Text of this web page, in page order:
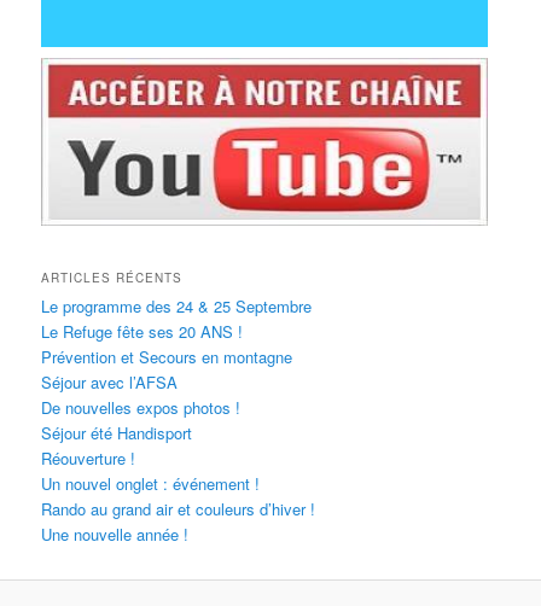
ARTICLES RÉCENTS
Le programme des 24 & 25 Septembre
Le Refuge fête ses 20 ANS !
Prévention et Secours en montagne
Séjour avec l’AFSA
De nouvelles expos photos !
Séjour été Handisport
Réouverture !
Un nouvel onglet : événement !
Rando au grand air et couleurs d’hiver !
Une nouvelle année !